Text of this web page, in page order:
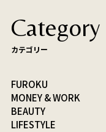
Category
カテゴリー
FUROKU
MONEY & WORK
BEAUTY
LIFESTYLE